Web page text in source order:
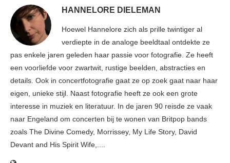
HANNELORE DIELEMAN
Hoewel Hannelore zich als prille twintiger al
verdiepte in de analoge beeldtaal ontdekte ze
pas enkele jaren geleden haar passie voor fotografie. Ze heeft
een voorliefde voor zwartwit, rustige beelden, abstracties en
details. Ook in concertfotografie gaat ze op zoek gaat naar haar
eigen, unieke stijl. Naast fotografie heeft ze ook een grote
interesse in muziek en literatuur. In de jaren 90 reisde ze vaak
naar Engeland om concerten bij te wonen van Britpop bands
zoals The Divine Comedy, Morrissey, My Life Story, David
Devant and His Spirit Wife,....